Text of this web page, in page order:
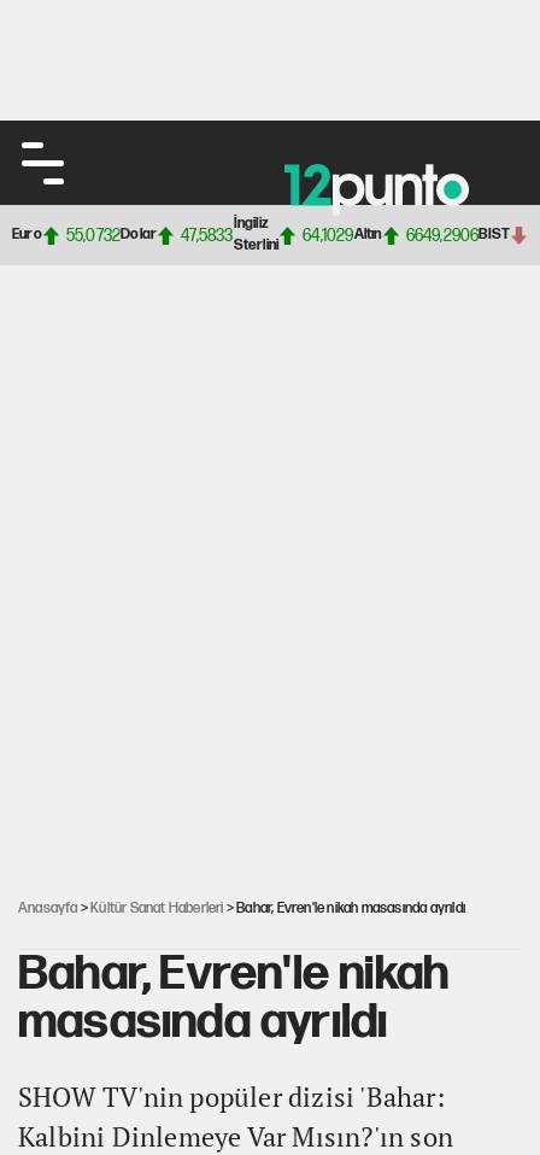
Euro 55,0732Dolar 47,5833
İngiliz
Sterlini
64,1029Altın 6649,2906BIST
Anasayfa >Kültür Sanat Haberleri > Bahar, Evren'le nikah masasında ayrıldı
Bahar, Evren'le nikah
masasında ayrıldı
SHOW TV'nin popüler dizisi 'Bahar:
Kalbini Dinlemeye Var Mısın?'ın son